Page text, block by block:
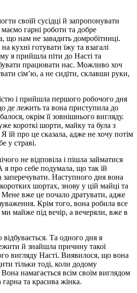
своїй сусідці й запропонувати
гарні роботи та добре
що нам не завадить домробітниці.
кухні готувати їжу та взагалі
я прийшла піти до Насті та
працювати нас. Можливо хоч
сім’ю, а не сидіти, склавши руки,
і прийшла першого робочого дня
де лежить та вона приступила до
окрім її зовнішнього вигляду.
короткі шорти, майку та була з
їй про це сказала, адже не хочу потім
у страві.
не відповіла і пішла займатися
я про себе подумала, що так їй
заперечувати. Наступного дня вона
шортах, знову у цій майці та
вже це почало дратувати, адже
Крім того, вона робила все
майже під вечір, а вечеряли, вже в
Та одного дня я
й знайшла причину такої
вигляду Насті. Виявилося, що вона
тільки тоді, коли додому
намагається всім своїм виглядом
та красива жінка.